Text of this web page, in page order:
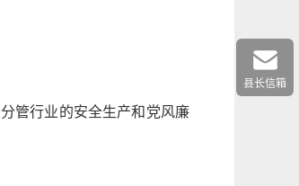
管行业的安全生产和党风廉
县长信箱